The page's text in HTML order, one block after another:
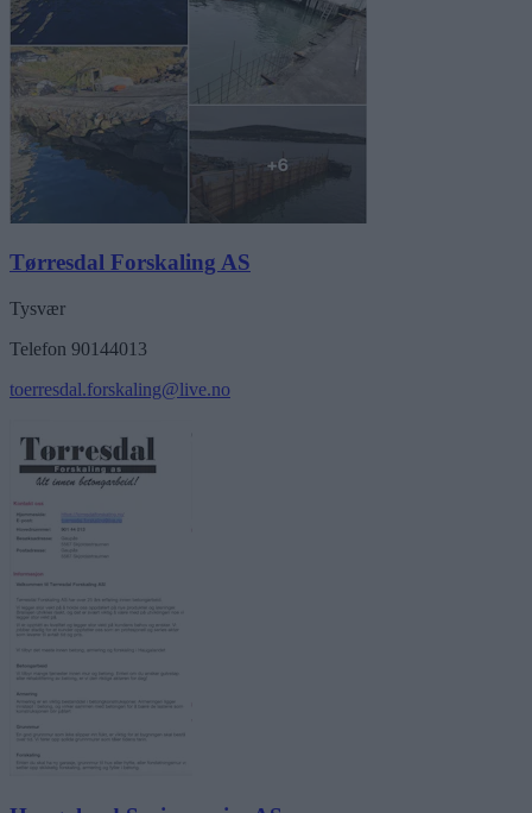
Tørresdal Forskaling AS
Tysvær
Telefon 90144013
toerresdal.forskaling@live.no